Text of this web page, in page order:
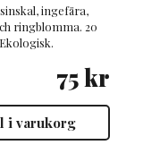
ingefära,
ringblomma. 20
75kr
i varukorg